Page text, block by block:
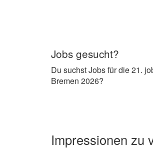
Jobs gesucht?
Du suchst Jobs für die 21.
Bremen 2026?
Impressionen zu